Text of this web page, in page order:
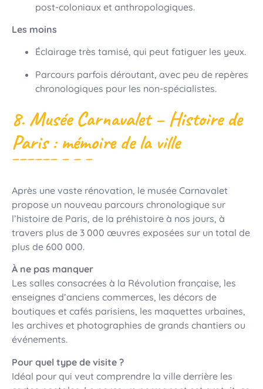
post-coloniaux et anthropologiques.
Les moins
Éclairage très tamisé, qui peut fatiguer les yeux.
Parcours parfois déroutant, avec peu de repères
chronologiques pour les non-spécialistes.
8. Musée Carnavalet – Histoire de
Paris : mémoire de la ville
Après une vaste rénovation, le musée Carnavalet
propose un nouveau parcours chronologique sur
l’histoire de Paris, de la préhistoire à nos jours, à
travers plus de 3 000 œuvres exposées sur un total de
plus de 600 000.
À ne pas manquer
Les salles consacrées à la Révolution française, les
enseignes d’anciens commerces, les décors de
boutiques et cafés parisiens, les maquettes urbaines,
les archives et photographies de grands chantiers ou
événements.
Pour quel type de visite ?
Idéal pour qui veut comprendre la ville derrière les